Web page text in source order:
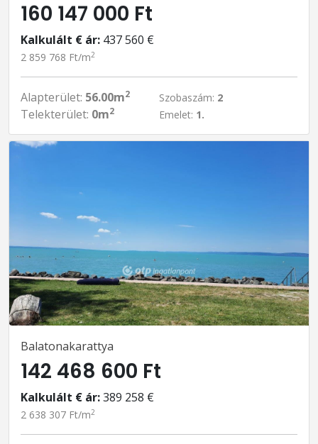
160 147 000 Ft
Kalkulált € ár: 437 560 €
2 859 768 Ft/m2
Alapterület: 56.00m2
Telekterület: 0m2
Szobaszám: 2
Emelet: 1.
Balatonakarattya
142 468 600 Ft
Kalkulált € ár:389 258 €
2 638 307 Ft/m2